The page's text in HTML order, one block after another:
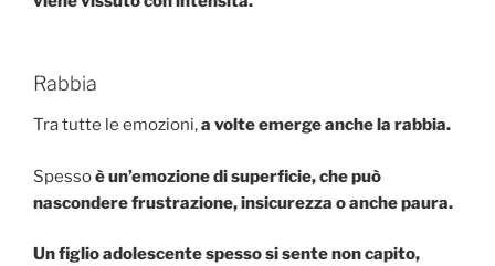
Rabbia
Tra tutte le emozioni,a volte emerge anche la rabbia.
Spessoè un’emozione di superficie, che può
nascondere frustrazione, insicurezza o anche paura.
Un figlio adolescente spesso si sente non capito,